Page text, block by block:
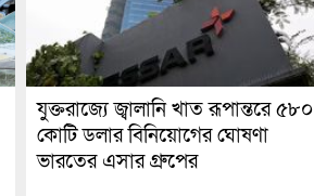
যুক্তরাজ্যে জ্বালানি খাত রূপান্তরে ৫৮০
কোটি ডলার বিনিয়োগের ঘোষণা
ভারতের এসার গ্রুপের